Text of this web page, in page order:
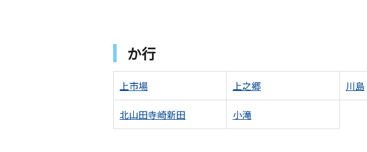
か行
上市場 上之郷 川島
北山田寺崎新田 小滝